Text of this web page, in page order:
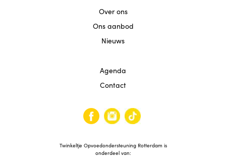
Over ons
Ons aanbod
Nieuws
Agenda
Contact
Twinkeltje Opvoedondersteuning Rotterdam is
onderdeel van: